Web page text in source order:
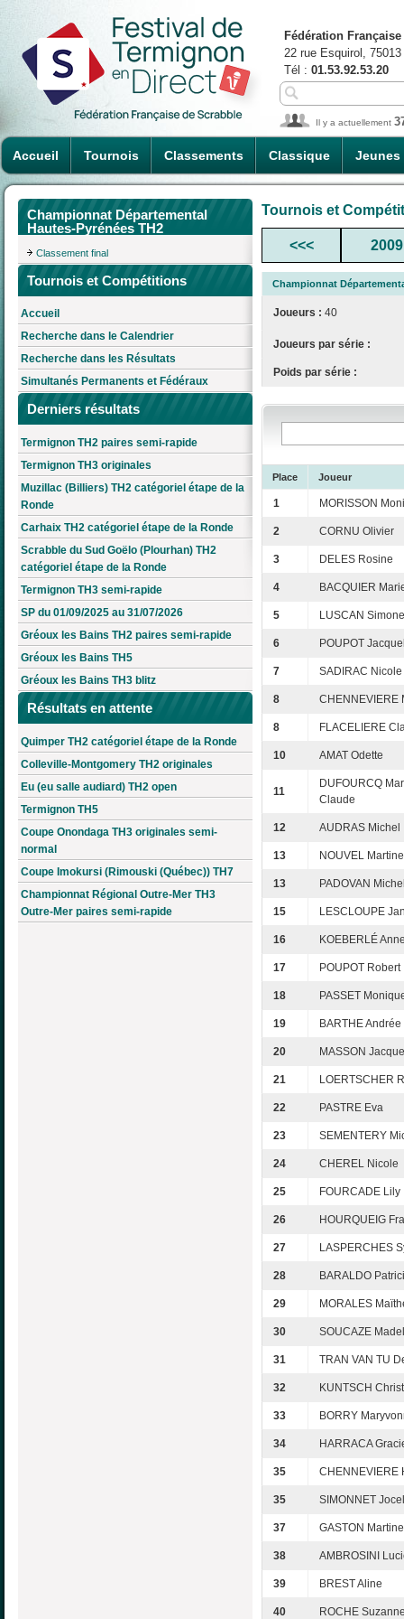
Accueil Tournois Classements Classique Jeunes
Fédération
22 rue Esquirol,
Tél : 01.53.92.53.20
Il y a actuellement
Championnat Départemental
Hautes-Pyrénées TH2
Classement final
Tournois et Compétitions
Accueil
Recherche dans le Calendrier
Recherche dans les Résultats
Simultanés Permanents et Fédéraux
Derniers résultats
Termignon TH2 paires semi-rapide
Termignon TH3 originales
Muzillac (Billiers) TH2 catégoriel étape de la
Ronde
Carhaix TH2 catégoriel étape de la Ronde
Scrabble du Sud Goëlo (Plourhan) TH2
catégoriel étape de la Ronde
Termignon TH3 semi-rapide
SP du 01/09/2025 au 31/07/2026
Gréoux les Bains TH2 paires semi-rapide
Gréoux les Bains TH5
Gréoux les Bains TH3 blitz
Résultats en attente
Quimper TH2 catégoriel étape de la Ronde
Colleville-Montgomery TH2 originales
Eu (eu salle audiard) TH2 open
Termignon TH5
Coupe Onondaga TH3 originales semi-
normal
Coupe Imokursi (Rimouski (Québec)) TH7
Championnat Régional Outre-Mer TH3
Outre-Mer paires semi-rapide
Tournois et
<<< 2009
Championnat
Joueurs : 40
Joueurs par série :
Poids par série :
Place Joueur
1 MORISSON
2 CORNU Olivier
3 DELES Rosine
4 BACQUIER
5 LUSCAN Simone
6 POUPOT
7 SADIRAC Nicole
8 CHENNEVIERE
8 FLACELIERE
10 AMAT Odette
11
DUFOURCQ
Claude
12 AUDRAS Michel
13 NOUVEL Martine
13 PADOVAN
15 LESCLOUPE
16 KOEBERLÉ
17 POUPOT Robert
18 PASSET
19 BARTHE Andrée
20 MASSON
21 LOERTSCHER
22 PASTRE Eva
23 SEMENTERY
24 CHEREL Nicole
25 FOURCADE Lily
26 HOURQUEIG
27 LASPERCHES
28 BARALDO
29 MORALES
30 SOUCAZE
31 TRAN VAN TU
32 KUNTSCH
33 BORRY
34 HARRACA
35 CHENNEVIERE
35 SIMONNET
37 GASTON Martine
38 AMBROSINI
39 BREST Aline
40 ROCHE